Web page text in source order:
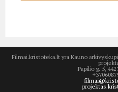
Filmai.kristoteka.lt yra Kauno
Papilio g. 5,